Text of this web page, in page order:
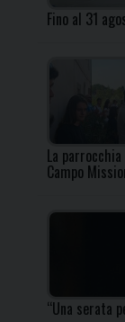
Fino al 31
La
Campo
“Una serata